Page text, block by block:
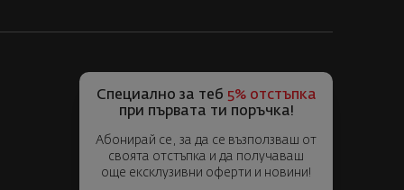
Специално за теб 5% отстъпка
при първата ти поръчка!
Абонирай се, за да се възползваш от
своята отстъпка и да получаваш
още ексклузивни оферти и новини!